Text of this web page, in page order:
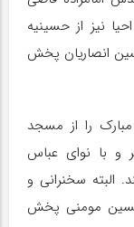
نیز از حسینیه
انصاریان پخش
را از مسجد
و با نوای عباس
البته سخنرانی و
مومنی پخش